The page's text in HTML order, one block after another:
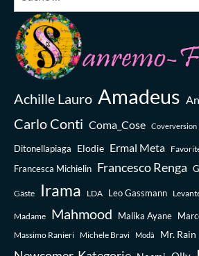
Achille Lauro Amadeus
Carlo Conti Coma_Cose Coverversion
Ditonellapiaga Elodie Ermal Meta
Francesca Michielin Francesco Renga
Gäste Irama LDA Leo Gassmann
Madame Mahmood Malika Ayane
Massimo Ranieri Michele Bravi Modà Mr. Rain